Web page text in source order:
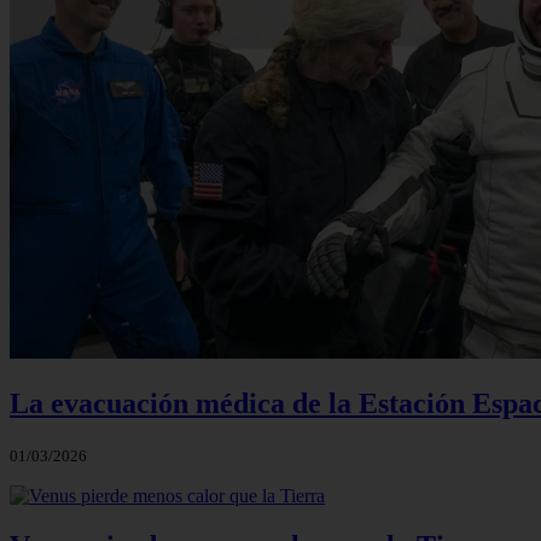
La evacuación médica de la Estación
01/03/2026